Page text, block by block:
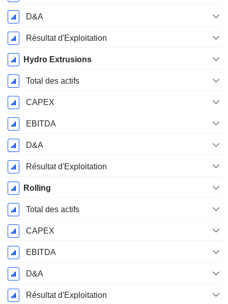
D&A
Résultat d'Exploitation
Hydro Extrusions
Total des actifs
CAPEX
EBITDA
D&A
Résultat d'Exploitation
Rolling
Total des actifs
CAPEX
EBITDA
D&A
Résultat d'Exploitation